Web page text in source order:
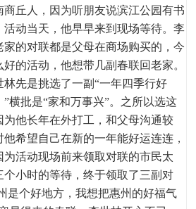
丘人，因为听朋友说滨江公园有书
动当天，他早早来到现场等待。李
的对联都是父母在商场购买的，今
的活动，他想带几副春联回老家。
先是挑选了一副“一年四季行好
横批是“家和万事兴”。之所以选这
他长年在外打工，和父母沟通较
希望自己在新的一年能好运连连，
活动现场前来领取对联的市民太
个小时的等待，终于领取了三副对
是个好地方，我想把惠州的好福气